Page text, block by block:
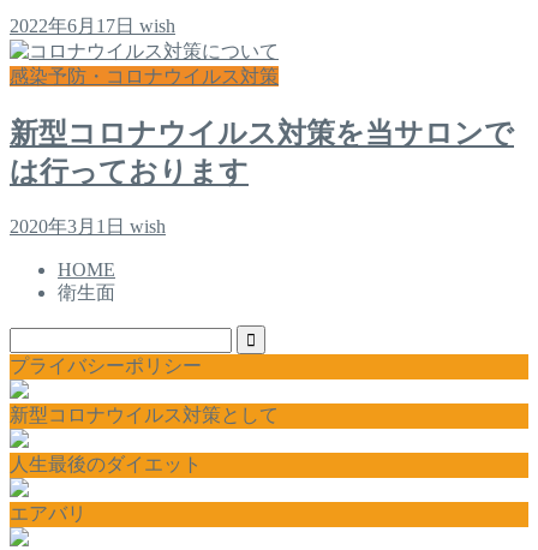
2022年6月17日 wish
感染予防・コロナウイルス対策
新型コロナウイルス対策を当サロンで
は行っております
2020年3月1日 wish
HOME
衛生面
プライバシーポリシー
新型コロナウイルス対策として
人生最後のダイエット
エアバリ